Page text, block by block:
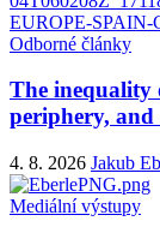
Odborné články
The inequality
periphery,
4. 8. 2026 Jakub
Mediální výstupy